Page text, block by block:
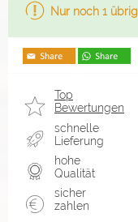
Nur noch 1 übrig
Top
Bewertungen
schnelle
Lieferung
hohe
Qualität
sicher
zahlen